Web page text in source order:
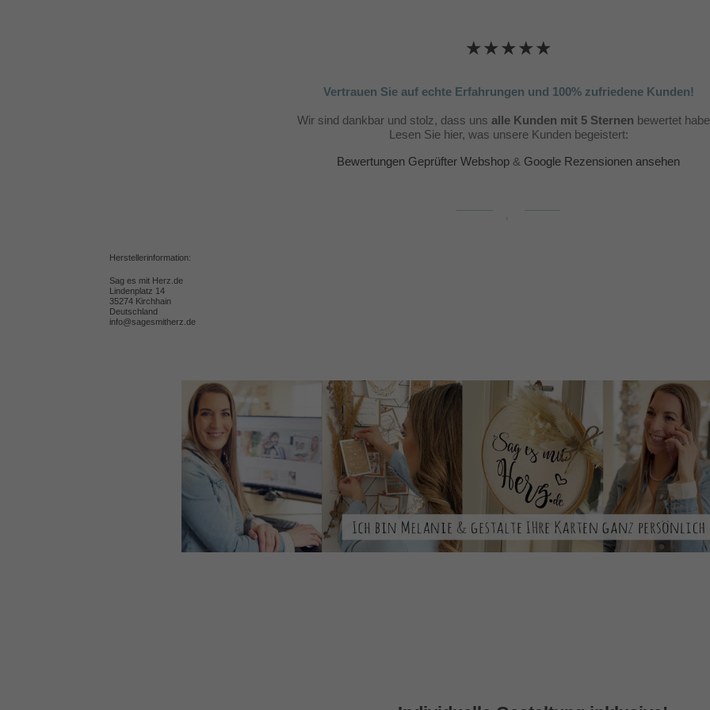
★★★★★
Vertrauen Sie auf echte Erfahrungen und 100% zufriedene Kunden!
Wir sind dankbar und stolz, dass uns alle Kunden mit 5 Sternen bewertet
Lesen Sie hier, was unsere Kunden begeistert:
Bewertungen Geprüfter Webshop & Google Rezensionen ansehen
Herstellerinformation:
Sag es mit Herz.de
Lindenplatz 14
35274 Kirchhain
Deutschland
info@sagesmitherz.de